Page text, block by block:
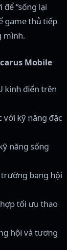
“sống lại
game thủ tiếp
mình.
Mobile
kinh điển trên
với kỹ năng đặc
năng sống
trường bang hội
tối ưu thao
hội và tương